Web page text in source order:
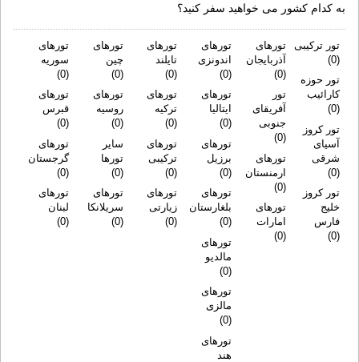
به کدام کشور می خواهید سفر کنید؟
تور ترکیبی
(0)
تور حوزه
کارائیب
(0)
تور کروز
آسیای
شرقی
(0)
تور کروز
خلیج
فارس
(0)
تورهای
آذربایجان
(0)
تور
آفریقای
جنوبی
(0)
تورهای
ارمنستان
(0)
تورهای
امارات
(0)
تورهای
اندونزی
(0)
تورهای
ایتالیا
(0)
تورهای
برزیل
(0)
تورهای
بلغارستان
(0)
تورهای
تایلند
(0)
تورهای
ترکیه
(0)
تورهای
ترکیبی
(0)
تورهای
زیارتی
(0)
تورهای
چین
(0)
تورهای
روسیه
(0)
سایر
تورها
(0)
تورهای
سریلانکا
(0)
تورهای
سوریه
(0)
تورهای
قبرس
(0)
تورهای
گرجستان
(0)
تورهای
لبنان
(0)
تورهای
مالدیو
(0)
تورهای
مالزی
(0)
تورهای
هند